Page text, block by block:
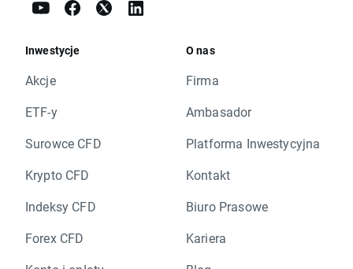
Inwestycje
Akcje
ETF-y
Surowce CFD
Krypto CFD
Indeksy CFD
Forex CFD
O nas
Firma
Ambasador
Platforma Inwestycyjna
Kontakt
Biuro Prasowe
Kariera